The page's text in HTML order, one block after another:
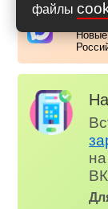
файлы